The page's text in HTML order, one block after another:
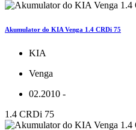
Akumulator do KIA Venga 1.4 CRDi 75
KIA
Venga
02.2010 -
1.4 CRDi 75